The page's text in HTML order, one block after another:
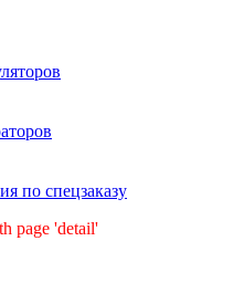
по спецзаказу
page 'detail'